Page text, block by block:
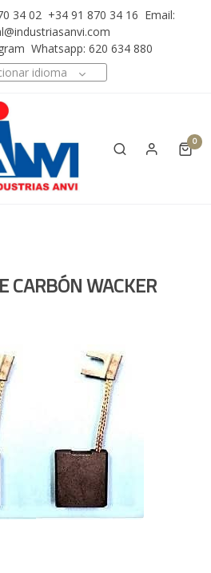
34 02 +34 91 870 34 16 Email:
Whatsapp: 620 634 880
idioma
0
CARBÓN WACKER